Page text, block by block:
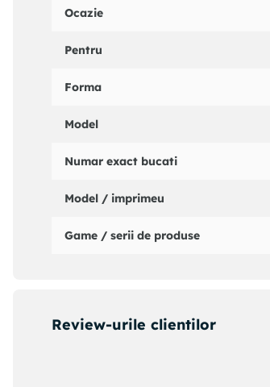
Ocazie
Pentru
Forma
Model
Numar exact bucati
Model / imprimeu
Game / serii de produse
Review-urile clientilor